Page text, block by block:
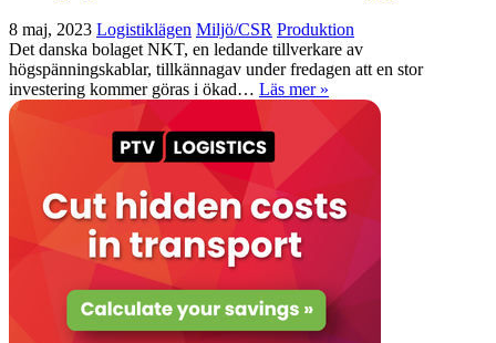
8 maj, 2023 Logistiklägen Miljö/CSR Produktion
Det danska bolaget NKT, en ledande tillverkare av
högspänningskablar, tillkännagav under fredagen att en stor
investering kommer göras i ökad… Läs mer »